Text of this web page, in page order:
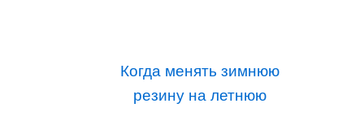
Когда менять зимнюю
резину на летнюю